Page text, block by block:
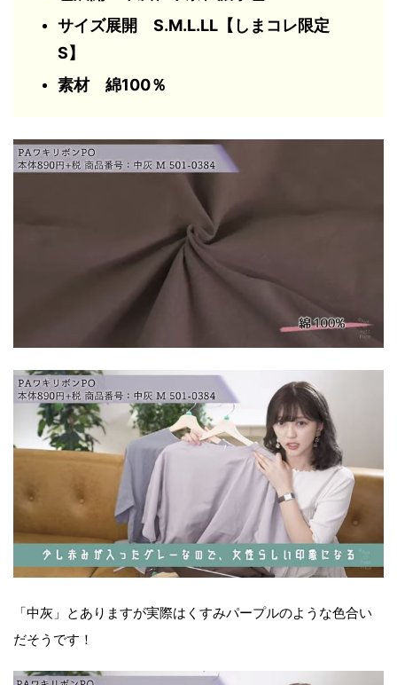
サイズ展開 S.M.L.LL【しまコレ限定
S】
素材 綿100％
「中灰」とありますが実際はくすみパープルのような色合い
だそうです！